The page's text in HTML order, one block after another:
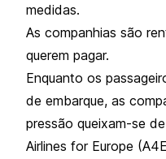
medidas.
As companhias são
querem pagar.
Enquanto os
de embarque, as
pressão queixam-se
Airlines for Europe